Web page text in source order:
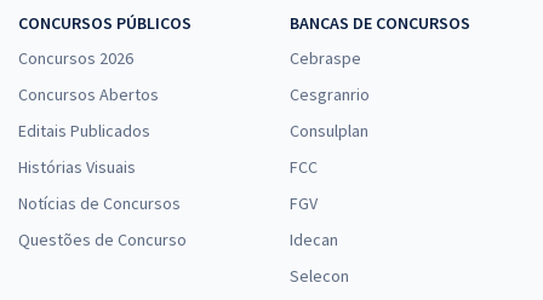
CONCURSOS PÚBLICOS
Concursos 2026
Concursos Abertos
Editais Publicados
Histórias Visuais
Notícias de Concursos
Questões de Concurso
BANCAS DE CONCURSOS
Cebraspe
Cesgranrio
Consulplan
FCC
FGV
Idecan
Selecon